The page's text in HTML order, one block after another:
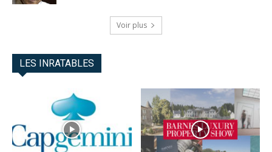
Voir plus
LES INRATABLES